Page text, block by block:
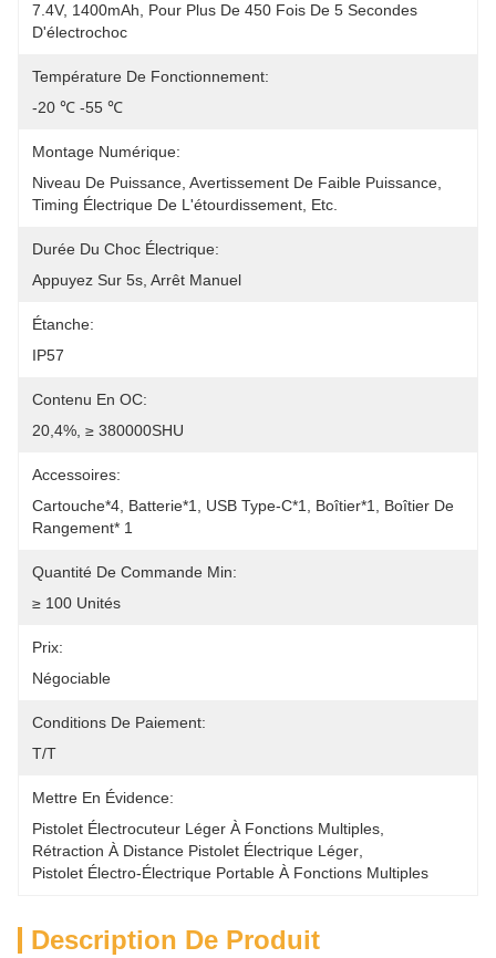
7.4V, 1400mAh, Pour Plus De 450 Fois De 5 Secondes
D'électrochoc
Température De Fonctionnement:
-20 ℃ -55 ℃
Montage Numérique:
Niveau De Puissance, Avertissement De Faible Puissance,
Timing Électrique De L'étourdissement, Etc.
Durée Du Choc Électrique:
Appuyez Sur 5s, Arrêt Manuel
Étanche:
IP57
Contenu En OC:
20,4%, ≥ 380000SHU
Accessoires:
Cartouche*4, Batterie*1, USB Type-C*1, Boîtier*1, Boîtier De
Rangement* 1
Quantité De Commande Min:
≥ 100 Unités
Prix:
Négociable
Conditions De Paiement:
T/T
Mettre En Évidence:
Pistolet Électrocuteur Léger À Fonctions Multiples
Rétraction À Distance Pistolet Électrique Léger
Pistolet Électro-Électrique Portable À Fonctions Multiples
Description De Produit